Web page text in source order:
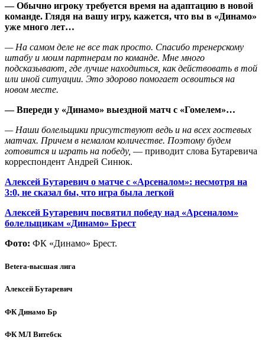
— Обычно игроку требуется время на адаптацию в новой
команде. Глядя на вашу игру, кажется, что вы в «Динамо»
уже много лет…
— На самом деле не все так просто. Спасибо тренерскому
штабу и моим партнерам по команде. Мне много
подсказывают, где лучше находиться, как действовать в той
или иной ситуации. Это здорово помогает освоиться на
новом месте.
— Впереди у «Динамо» выездной матч с «Гомелем»…
— Наши болельщики присутствуют ведь и на всех гостевых
матчах. Причем в немалом количестве. Поэтому будем
готовится и играть на победу, — приводит слова Бутаревича
корреспондент Андрей Синюк.
Алексей Бутаревич о матче с «Арсеналом»: несмотря на
3:0, не сказал бы, что игра была легкой
Алексей Бутаревич посвятил победу над «Арсеналом»
болельщикам «Динамо» Брест
Фото: ФК «Динамо» Брест.
Betera-высшая лига
Алексей Бутаревич
ФК Динамо Бр
ФК МЛ Витебск